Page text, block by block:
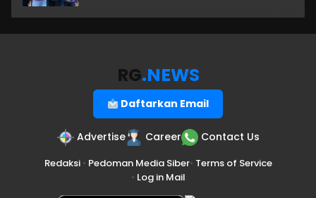
RG.NEWS
Daftarkan Email
Advertise Career Contact Us
Redaksi• Pedoman Media Siber• Terms of Service
• Log in Mail